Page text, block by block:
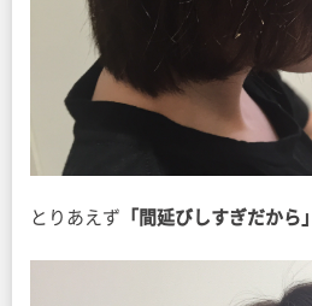
とりあえず 「間延びしすぎだから」